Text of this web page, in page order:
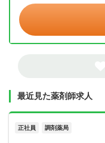
最近見た薬剤師求人
正社員 調剤薬局